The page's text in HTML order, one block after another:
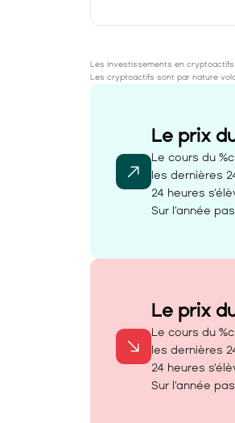
Les investissements en cryptoactifs
Les cryptoactifs sont par nature
Le prix
Le cours du
les dernières
24 heures
Sur l'année
Le prix
Le cours du
les dernières
24 heures
Sur l'année